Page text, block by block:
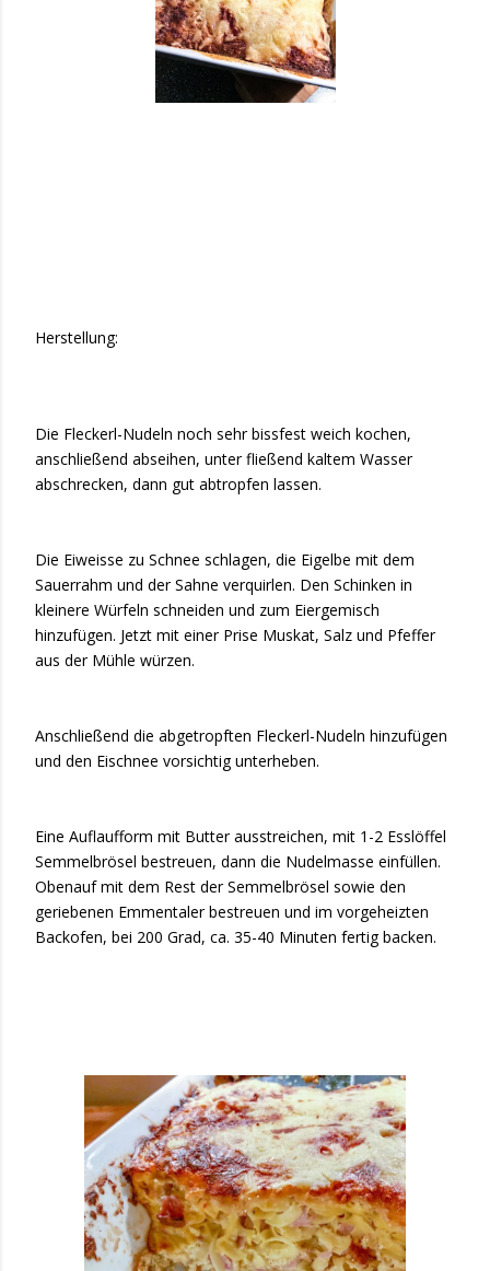
Herstellung:
Die Fleckerl-Nudeln noch sehr bissfest weich kochen,
anschließend abseihen, unter fließend kaltem Wasser
abschrecken, dann gut abtropfen lassen.
Die Eiweisse zu Schnee schlagen, die Eigelbe mit dem
Sauerrahm und der Sahne verquirlen. Den Schinken in
kleinere Würfeln schneiden und zum Eiergemisch
hinzufügen. Jetzt mit einer Prise Muskat, Salz und Pfeffer
aus der Mühle würzen.
Anschließend die abgetropften Fleckerl-Nudeln hinzufügen
und den Eischnee vorsichtig unterheben.
Eine Auflaufform mit Butter ausstreichen, mit 1-2 Esslöffel
Semmelbrösel bestreuen, dann die Nudelmasse einfüllen.
Obenauf mit dem Rest der Semmelbrösel sowie den
geriebenen Emmentaler bestreuen und im vorgeheizten
Backofen, bei 200 Grad, ca. 35-40 Minuten fertig backen.